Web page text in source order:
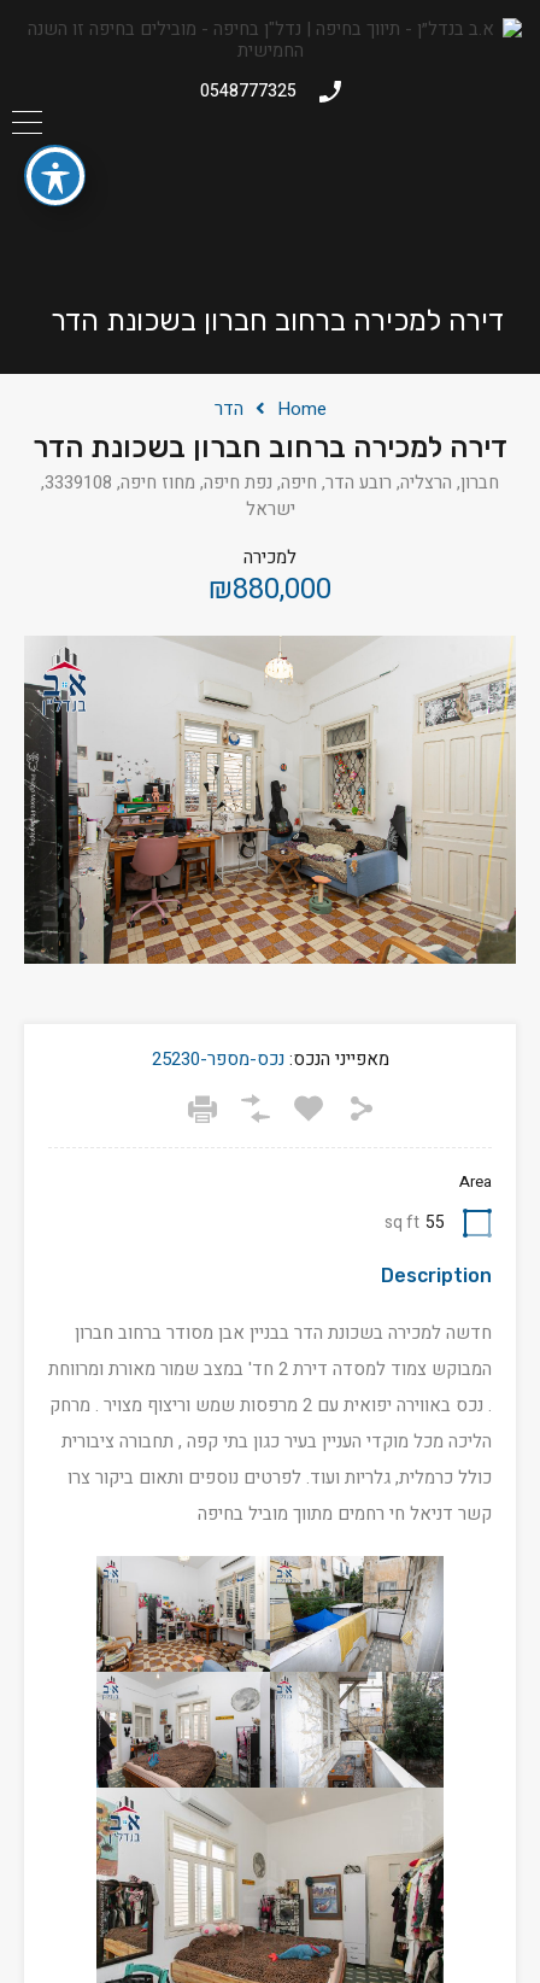
0548777325
דירה למכירה ברחוב חברון בשכונת הדר
Home הדר
דירה למכירה ברחוב חברון בשכונת הדר
חברון, הרצליה, רובע הדר, חיפה, נפת חיפה, מחוז חיפה, 3339108,
ישראל
למכירה
₪880,000
מאפייני הנכס:נכס-מספר-25230
Area
55
sq ft
Description
חדשה למכירה בשכונת הדר בבניין אבן מסודר ברחוב חברון
המבוקש צמוד למסדה דירת 2 חד' במצב שמור מאורת ומרווחת
. נכס באווירה יפואית עם 2 מרפסות שמש וריצוף מצויר . מרחק
הליכה מכל מוקדי העניין בעיר כגון בתי קפה , תחבורה ציבורית
כולל כרמלית, גלריות ועוד. לפרטים נוספים ותאום ביקור צרו
קשר דניאל חי רחמים מתווך מוביל בחיפה